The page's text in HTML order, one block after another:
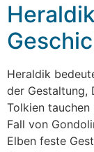
Heraldik
der Gestaltung,
Tolkien
Fall von
Elben feste